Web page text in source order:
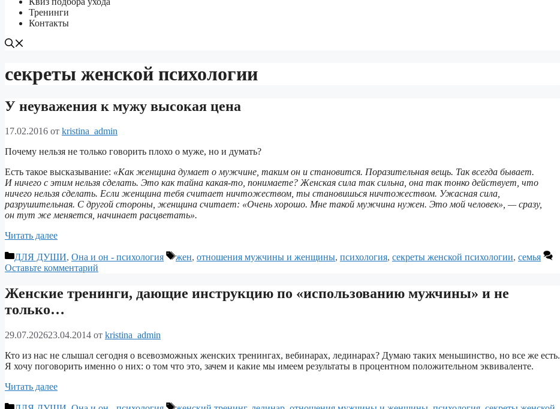
Тренинги
Контакты
секреты женской психологии
У неуважения к мужу высокая цена
17.02.2016 от kristina_admin
Почему нельзя не только говорить плохо о муже, но и думать?
Есть такое высказывание: «Как женщина думает о мужчине, таким он и становится. Поразительная вещь. Так всегда бывает.
И ничего с этим нельзя сделать. Это как тайна какая-то, понимаете? Женская сила так сильна, она так тонко действует, что
ничего нельзя сделать. Если женщина тебя считает ничтожеством, ты становишься ничтожеством. Ужасная сила,
разрушительная. С другой стороны, женщина считает: «Очень хорошо. Мне такой мужчина нужен. Это мой человек», — сразу,
он тут же меняется, начинает расцветать».
Читать далее
Рубрики
ДЛЯ ДУШИ, Она и он - психология Метки
жен, отношения мужчины и женщины, психология, секреты женской психологии, семья
Оставьте комментарий
Женские тренинги, дающие инструкцию по «использованию мужчины» и не
только…
29.07.202623.04.2014 от kristina_admin
Кто из нас не слышал сегодня о всевозможных женских тренингах, вебинарах, лединарах? Думаю таких меньшинство, но все же есть.
Я хочу поговорить именно о них: о том что это, зачем и какие мы имеем результаты в процентном положительном эквиваленте.
Читать далее
Рубрики
Метки